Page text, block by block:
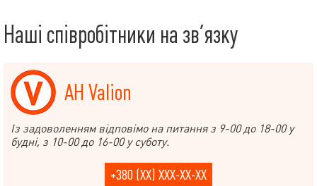
Наші співробітники на зв’язку
АН Valion
Із задоволенням відповімо на питання з 9-00 до 18-00 у
будні, з 10-00 до 16-00 у суботу.
+380 (XX) XXX-XX-XX